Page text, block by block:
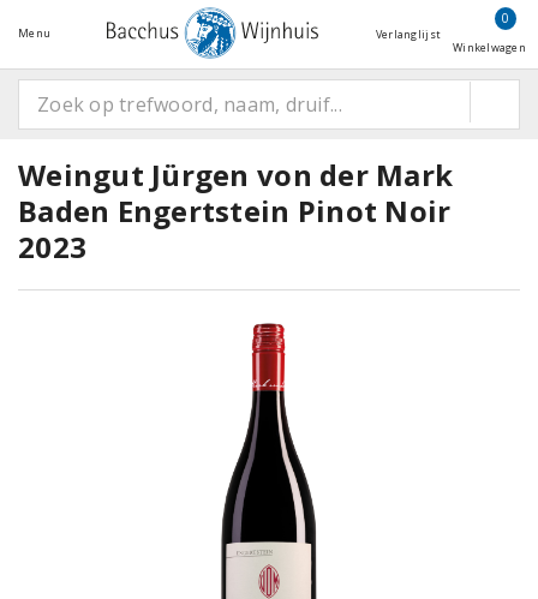
Menu Verlanglijst
0
Winkelwagen
Weingut Jürgen von der Mark
Baden Engertstein Pinot Noir
2023